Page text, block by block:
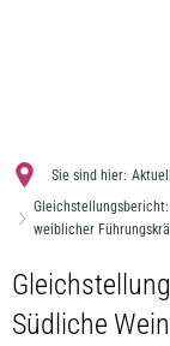
Sie sind hier:
weiblicher
Südliche